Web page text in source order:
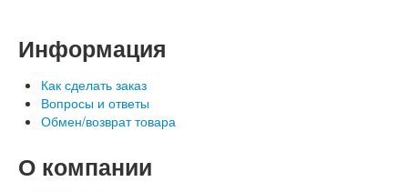
Информация
Как сделать заказ
Вопросы и ответы
Обмен/возврат товара
О компании